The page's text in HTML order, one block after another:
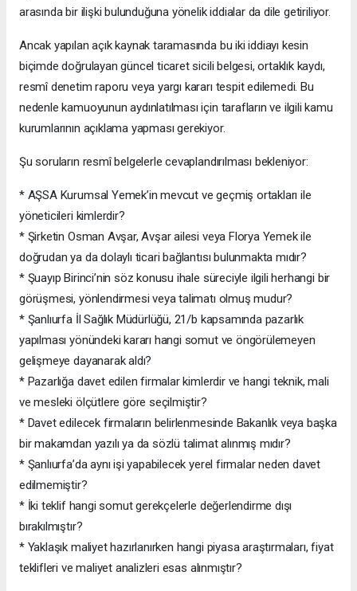
arasında bir ilişki bulunduğuna yönelik iddialar da dile getiriliyor.
Ancak yapılan açık kaynak taramasında bu iki iddiayı kesin
biçimde doğrulayan güncel ticaret sicili belgesi, ortaklık kaydı,
resmî denetim raporu veya yargı kararı tespit edilemedi. Bu
nedenle kamuoyunun aydınlatılması için tarafların ve ilgili kamu
kurumlarının açıklama yapması gerekiyor.
Şu soruların resmî belgelerle cevaplandırılması bekleniyor:
* AŞSA Kurumsal Yemek’in mevcut ve geçmiş ortakları ile
yöneticileri kimlerdir?
* Şirketin Osman Avşar, Avşar ailesi veya Florya Yemek ile
doğrudan ya da dolaylı ticari bağlantısı bulunmakta mıdır?
* Şuayıp Birinci’nin söz konusu ihale süreciyle ilgili herhangi bir
görüşmesi, yönlendirmesi veya talimatı olmuş mudur?
* Şanlıurfa İl Sağlık Müdürlüğü, 21/b kapsamında pazarlık
yapılması yönündeki kararı hangi somut ve öngörülemeyen
gelişmeye dayanarak aldı?
* Pazarlığa davet edilen firmalar kimlerdir ve hangi teknik, mali
ve mesleki ölçütlere göre seçilmiştir?
* Davet edilecek firmaların belirlenmesinde Bakanlık veya başka
bir makamdan yazılı ya da sözlü talimat alınmış mıdır?
* Şanlıurfa’da aynı işi yapabilecek yerel firmalar neden davet
edilmemiştir?
* İki teklif hangi somut gerekçelerle değerlendirme dışı
bırakılmıştır?
* Yaklaşık maliyet hazırlanırken hangi piyasa araştırmaları, fiyat
teklifleri ve maliyet analizleri esas alınmıştır?